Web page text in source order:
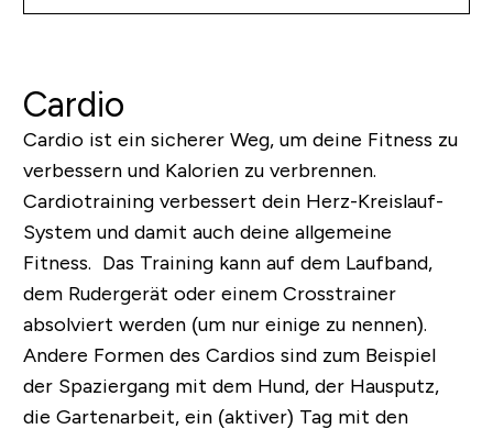
Cardio
Cardio ist ein sicherer Weg, um deine Fitness zu
verbessern und Kalorien zu verbrennen.
Cardiotraining verbessert dein Herz-Kreislauf-
System und damit auch deine allgemeine
Fitness. Das Training kann auf dem Laufband,
dem Rudergerät oder einem Crosstrainer
absolviert werden (um nur einige zu nennen).
Andere Formen des Cardios sind zum Beispiel
der Spaziergang mit dem Hund, der Hausputz,
die Gartenarbeit, ein (aktiver) Tag mit den